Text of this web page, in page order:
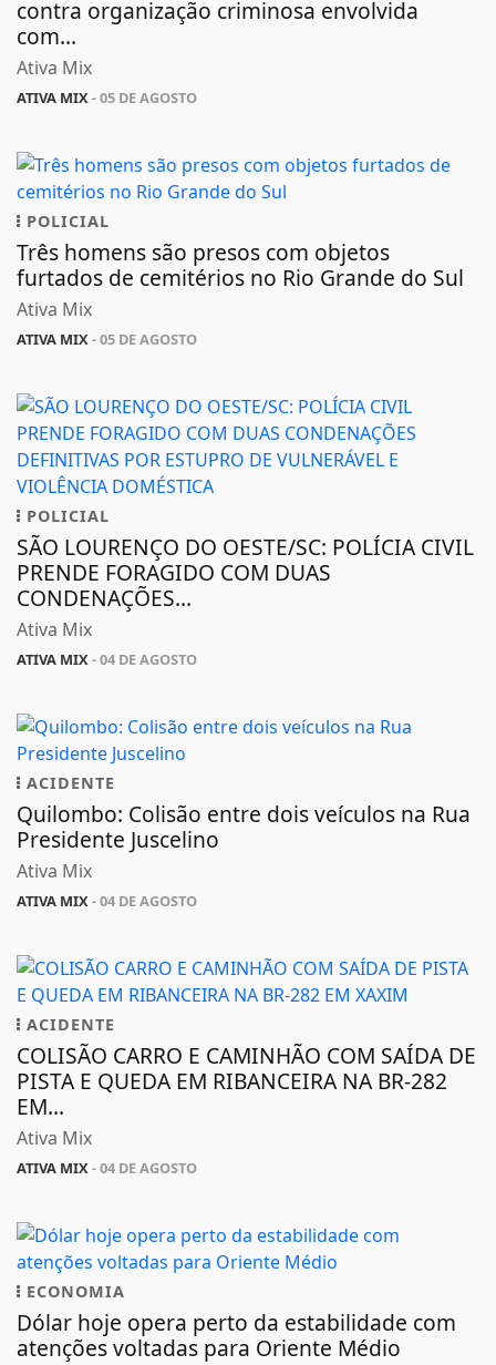
contra organização criminosa envolvida
com...
Ativa Mix
ATIVA MIX- 05 DE AGOSTO
POLICIAL
Três homens são presos com objetos
furtados de cemitérios no Rio Grande do Sul
Ativa Mix
ATIVA MIX- 05 DE AGOSTO
POLICIAL
SÃO LOURENÇO DO OESTE/SC: POLÍCIA CIVIL
PRENDE FORAGIDO COM DUAS
CONDENAÇÕES...
Ativa Mix
ATIVA MIX- 04 DE AGOSTO
ACIDENTE
Quilombo: Colisão entre dois veículos na Rua
Presidente Juscelino
Ativa Mix
ATIVA MIX- 04 DE AGOSTO
ACIDENTE
COLISÃO CARRO E CAMINHÃO COM SAÍDA DE
PISTA E QUEDA EM RIBANCEIRA NA BR-282
EM...
Ativa Mix
ATIVA MIX- 04 DE AGOSTO
ECONOMIA
Dólar hoje opera perto da estabilidade com
atenções voltadas para Oriente Médio